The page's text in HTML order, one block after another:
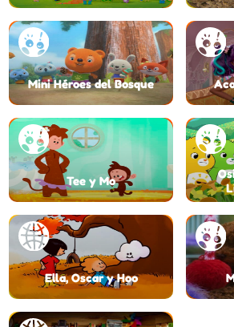
Mini Héroes del Bosque
Tee y Mo
Ella, Oscar y Hoo